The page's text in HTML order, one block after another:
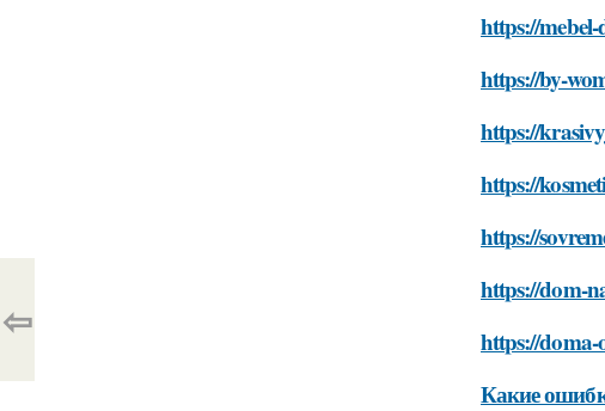
https://
https://by-
https://
https://
https://
https://dom-
https://
Какие
⇦